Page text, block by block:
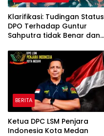
Klarifikasi: Tudingan Status
DPO Terhadap Guntur
Sahputra tidak Benar dan
BERITA
Ketua DPC LSM Penjara
Indonesia Kota Medan